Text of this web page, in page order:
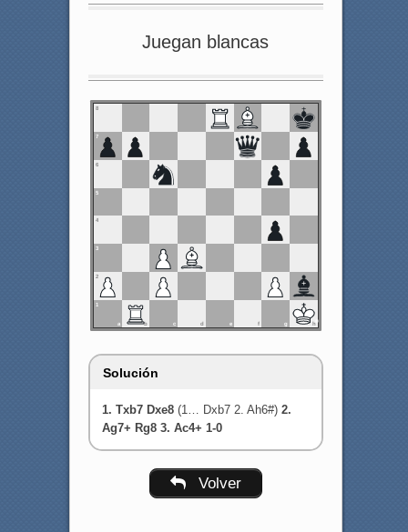
Juegan blancas
8
7
6
5
4
3
2
1
a b c d e f g h
Solución
1. Txb7 Dxe8(1… Dxb7 2. Ah6#) 2.
Ag7+ Rg8 3. Ac4+ 1-0
Volver